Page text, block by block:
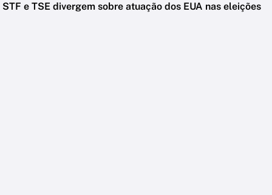
STF e TSE divergem sobre atuação dos EUA nas eleições